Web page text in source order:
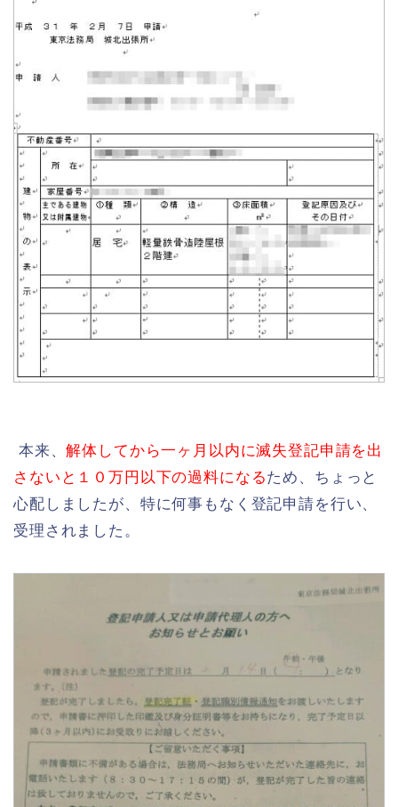
本来、解体してから一ヶ月以内に滅失登記申請を出
さないと１０万円以下の過料になるため、ちょっと
心配しましたが、特に何事もなく登記申請を行い、
受理されました。